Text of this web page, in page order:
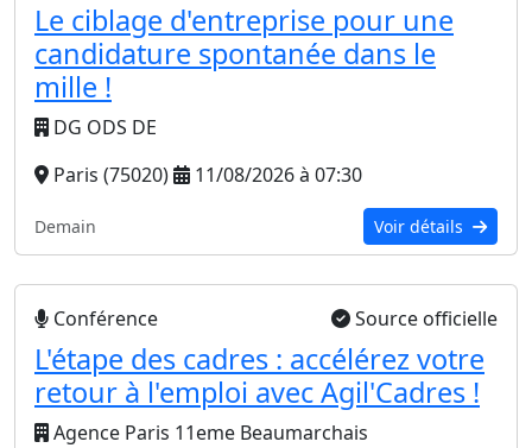
Le ciblage d'entreprise pour une
candidature spontanée dans le
mille !
DG ODS DE
Paris (75020)
11/08/2026 à 07:30
Demain Voir détails
Conférence Source officielle
L'étape des cadres : accélérez votre
retour à l'emploi avec Agil'Cadres !
Agence Paris 11eme Beaumarchais